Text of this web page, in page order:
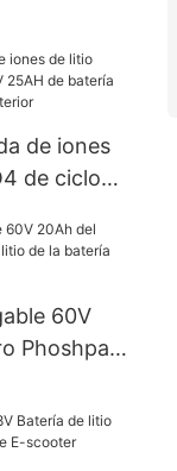
de iones
de ciclo
exterior
60V
Phoshpate